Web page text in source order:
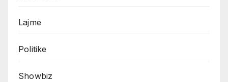
Lajme
Politike
Showbiz